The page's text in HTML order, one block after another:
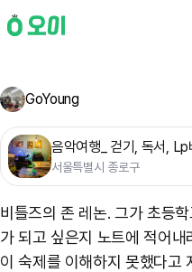
GoYoung
음악여행_ 걷기, 독서, Lp
서울특별시 종로구
비틀즈의 존 레논. 그가 초등
가 되고 싶은지 노트에 적어
이 숙제를 이해하지 못했다고